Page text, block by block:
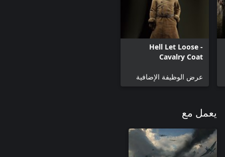
Hell Let Loose -
Cavalry Coat
عرض الوظيفة الإضافية
يعمل مع